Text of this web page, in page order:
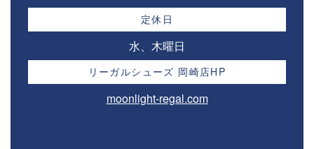
定休日
水、木曜日
リーガルシューズ 岡崎店HP
moonlight-regal.com